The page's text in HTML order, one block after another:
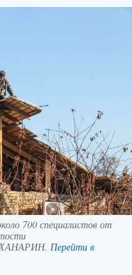
700 специалистов от
Перейти в